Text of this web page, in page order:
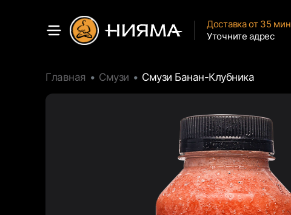
Доставка от 35 мин
Уточните адрес
Главная Смузи Смузи Банан-Клубника